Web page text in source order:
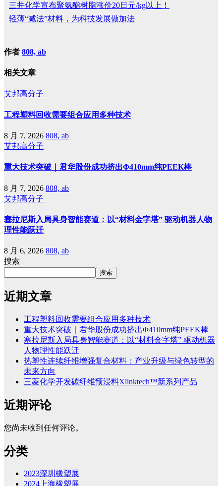
三井化学宣布聚氨酯树脂涨价20日元/kg以上！
轻薄“减法”材料，为科技发展做加法
作者 808, ab
相关文章
艾邦高分子
工程塑料回收需要组合应用多种技术
8 月 7, 2026 808, ab
艾邦高分子
重大技术突破｜君华股份成功挤出Φ410mm纯PEEK棒
8 月 7, 2026 808, ab
艾邦高分子
塞拉尼斯入局具身智能赛道：以“材料金字塔” 驱动机器人物
理性能跃迁
8 月 6, 2026 808, ab
搜索
搜索
近期文章
工程塑料回收需要组合应用多种技术
重大技术突破｜君华股份成功挤出Φ410mm纯PEEK棒
塞拉尼斯入局具身智能赛道：以“材料金字塔” 驱动机器
人物理性能跃迁
热塑性连续纤维增强复合材料：产业升级与绿色转型的
未来方向
三菱化学开发碳纤维预浸料Xlinktech™新系列产品
近期评论
您尚未收到任何评论。
分类
2023深圳橡塑展
2024上海橡塑展